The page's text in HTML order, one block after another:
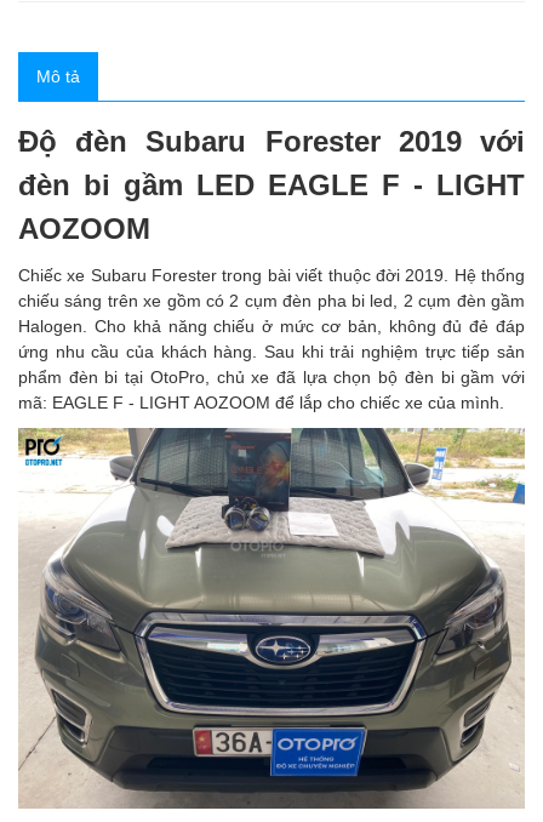
Mô tả
Độ đèn Subaru Forester 2019 với
đèn bi gầm LED EAGLE F - LIGHT
AOZOOM
Chiếc xe Subaru Forester trong bài viết thuộc đời 2019. Hệ thống
chiếu sáng trên xe gồm có 2 cụm đèn pha bi led, 2 cụm đèn gầm
Halogen. Cho khả năng chiếu ở mức cơ bản, không đủ đẻ đáp
ứng nhu cầu của khách hàng. Sau khi trải nghiệm trực tiếp sản
phẩm đèn bi tại OtoPro, chủ xe đã lựa chọn bộ đèn bi gầm với
mã: EAGLE F - LIGHT AOZOOM để lắp cho chiếc xe của mình.